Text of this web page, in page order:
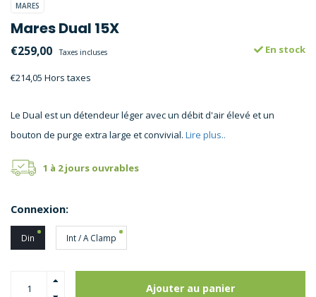
MARES
Mares Dual 15X
€259,00 Taxes incluses
€214,05 Hors taxes
En stock
Le Dual est un détendeur léger avec un débit d'air élevé et un
bouton de purge extra large et convivial. Lire plus..
1 à 2 jours ouvrables
Connexion:
Din Int / A Clamp
Ajouter au panier